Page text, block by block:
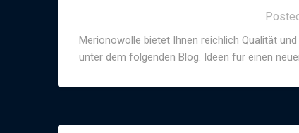
Merionowolle bietet Ihnen reichlich Qualität
unter dem folgenden Blog. Ideen für einen